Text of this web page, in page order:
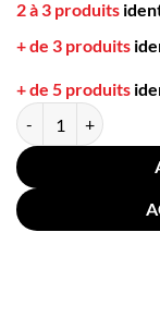
2 à 3 produits
+ de 3 produits
+ de 5 produits
quantité de 2